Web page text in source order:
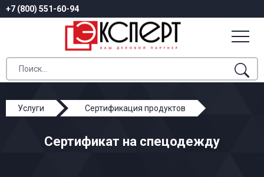
+7 (800) 551-60-94
Услуги
Сертификация продуктов
Сертификат на спецодежду